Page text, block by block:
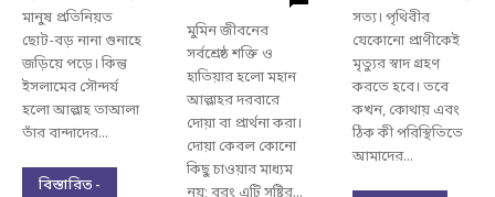
মানুষ প্রতিনিয়ত
ছোট-বড় নানা গুনাহে
জড়িয়ে পড়ে। কিন্তু
ইসলামের সৌন্দর্য
হলো আল্লাহ তাআলা
তাঁর বান্দাদের...
বিস্তারিত -
মুমিন জীবনের
সর্বশ্রেষ্ঠ শক্তি ও
হাতিয়ার হলো মহান
আল্লাহর দরবারে
দোয়া বা প্রার্থনা করা।
দোয়া কেবল কোনো
কিছু চাওয়ার মাধ্যম
নয়; বরং এটি সৃষ্টির...
সত্য। পৃথিবীর
যেকোনো প্রাণীকেই
মৃত্যুর স্বাদ গ্রহণ
করতে হবে। তবে
কখন, কোথায় এবং
ঠিক কী পরিস্থিতিতে
আমাদের...